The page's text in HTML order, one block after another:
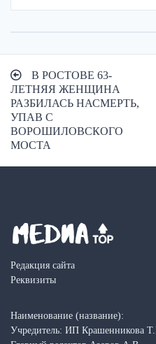
Навигация
по
записям
В РОСТОВЕ 63-
ЛЕТНЯЯ ЖЕНЩИНА
РАЗБИЛАСЬ НАСМЕРТЬ,
УПАВ С
ВОРОШИЛОВСКОГО
МОСТА
Редакция сайта
Реквизиты
Наименование (название):
Учредитель: ИП Крашенникова